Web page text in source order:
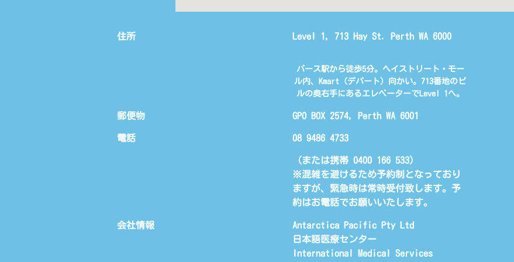
住所 Level 1, 713 Hay St. Perth WA 6000
パース駅から徒歩5分。ヘイストリート・モー
ル内、Kmart（デパート）向かい。713番地のビ
ルの奥右手にあるエレベーターでLevel 1へ。
郵便物 GPO BOX 2574, Perth WA 6001
電話 08 9486 4733
（または携帯 0400 166 533)
※混雑を避けるため予約制となっており
ますが、緊急時は常時受付致します。予
約はお電話でお願いいたします。
会社情報
Antarctica Pacific Pty Ltd
日本語医療センター
International Medical Services